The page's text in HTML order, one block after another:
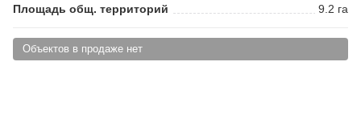
Площадь общ. территорий
9.2 га
Объектов в продаже нет